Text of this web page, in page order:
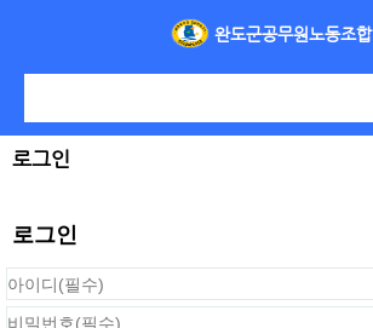
완도군공무원노동조합
로그인
로그인